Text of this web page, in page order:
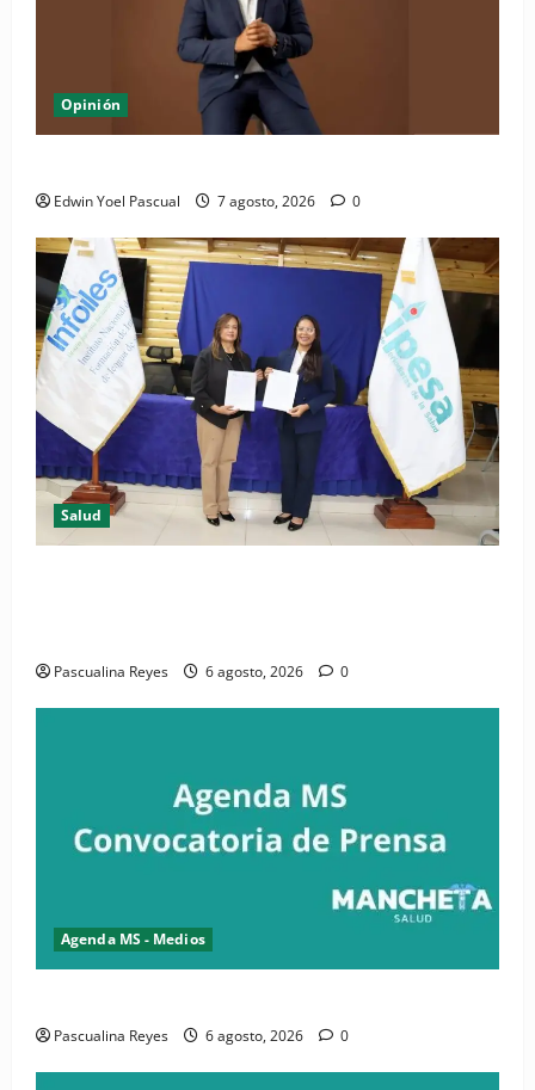
Opinión
Edwin Yoel Pascual 7 agosto, 2026 0
Salud
Pascualina Reyes 6 agosto, 2026 0
Agenda MS - Medios
Pascualina Reyes 6 agosto, 2026 0